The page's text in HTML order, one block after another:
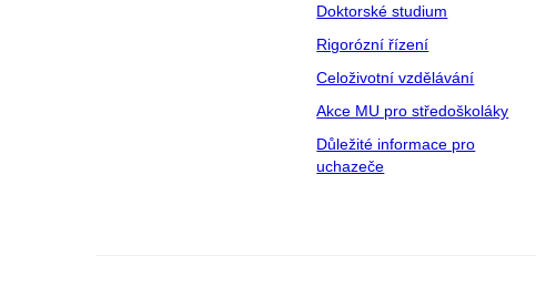
Doktorské studium
Rigorózní řízení
Celoživotní vzdělávání
Akce MU pro středoškoláky
Důležité informace pro
uchazeče